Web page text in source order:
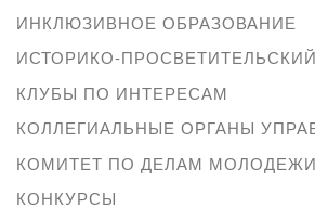
ИНКЛЮЗИВНОЕ ОБРАЗОВАНИЕ
ИСТОРИКО-
КЛУБЫ ПО ИНТЕРЕСАМ
КОЛЛЕГИАЛЬНЫЕ ОРГАНЫ
КОМИТЕТ ПО ДЕЛАМ МОЛОДЕЖИ
КОНКУРСЫ